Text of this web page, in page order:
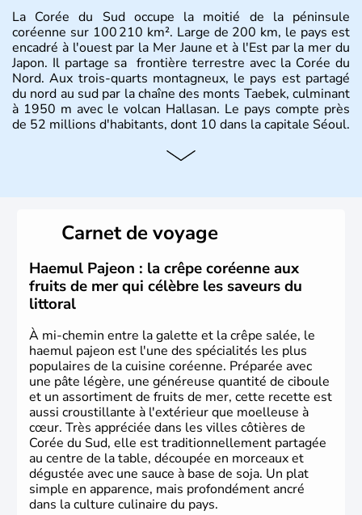
La Corée du Sud occupe la moitié de la péninsule
coréenne sur 100 210 km². Large de 200 km, le pays est
encadré à l'ouest par la Mer Jaune et à l'Est par la mer du
Japon. Il partage sa frontière terrestre avec la Corée du
Nord. Aux trois-quarts montagneux, le pays est partagé
du nord au sud par la chaîne des monts Taebek, culminant
à 1950 m avec le volcan Hallasan. Le pays compte près
de 52 millions d'habitants, dont 10 dans la capitale Séoul.
Histoire et administration
christianisme et le bouddhisme en sont les deux
principales religions. Ce pays partage sa culture avec la
Corée du Nord. Les Jeux Olympiques s’y sont déroulés en
1988, de même que la Coupe du Monde de football en
2002, en collaboration avec le Japon.
Carnet de voyage
Haemul Pajeon : la crêpe coréenne aux
fruits de mer qui célèbre les saveurs du
littoral
À mi-chemin entre la galette et la crêpe salée, le
haemul pajeon est l'une des spécialités les plus
populaires de la cuisine coréenne. Préparée avec
une pâte légère, une généreuse quantité de ciboule
et un assortiment de fruits de mer, cette recette est
aussi croustillante à l'extérieur que moelleuse à
cœur. Très appréciée dans les villes côtières de
Corée du Sud, elle est traditionnellement partagée
au centre de la table, découpée en morceaux et
dégustée avec une sauce à base de soja. Un plat
simple en apparence, mais profondément ancré
dans la culture culinaire du pays.